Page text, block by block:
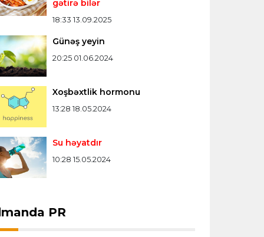
"Dinamo"ya minimal
uduzdu
xəbərlər >>>
gətirə bilər
18:33 13.09.2025
Günəş yeyin
20:25 01.06.2024
Xoşbəxtlik hormonu
13:28 18.05.2024
Su həyatdır
10:28 15.05.2024
PR